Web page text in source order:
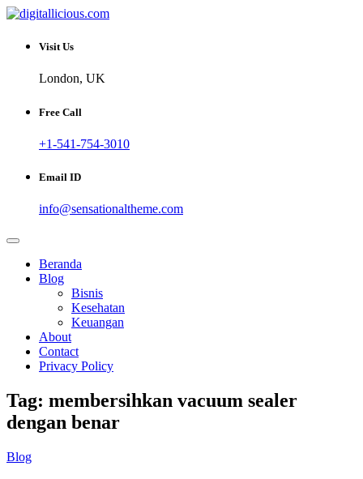
Skip
content
digitallicious.com
Sharing Digital Information
Visit Us
London, UK
Free Call
+1-541-754-3010
Email ID
info@sensationaltheme.com
Beranda
Blog
Bisnis
Kesehatan
Keuangan
About
Contact
Privacy Policy
Tag: membersihkan vacuum sealer
dengan benar
Blog